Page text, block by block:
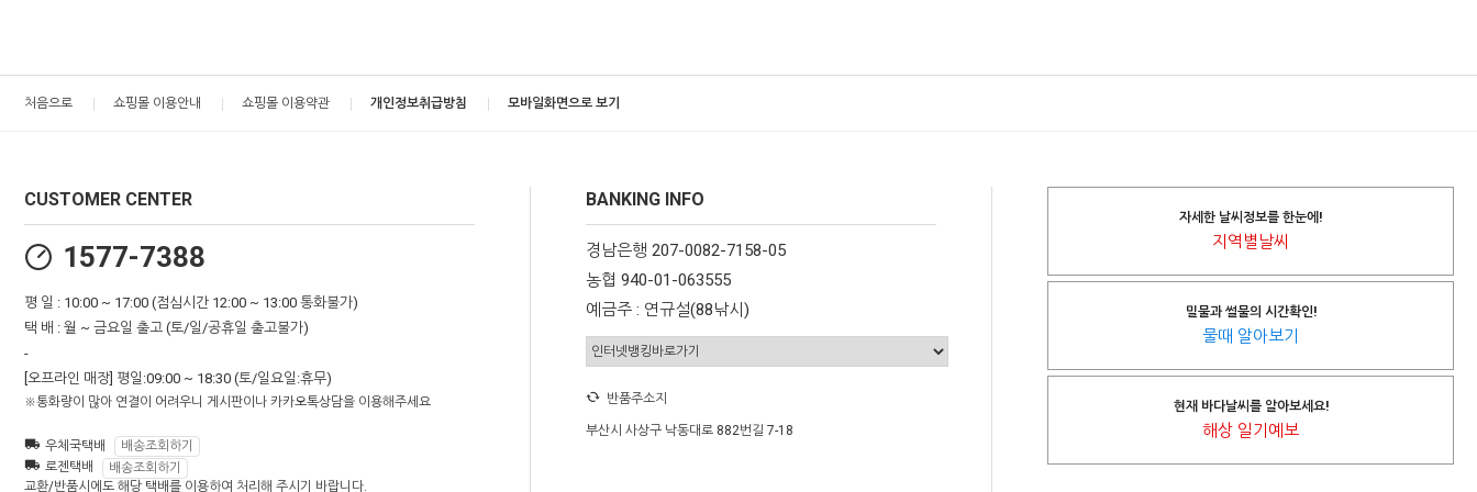
처음으로 쇼핑몰 이용안내 쇼핑몰 이용약관 개인정보취급방침 모바일화면으로 보기
CUSTOMER CENTER
1577-7388
평 일 : 10:00 ~ 17:00 (점심시간 12:00 ~ 13:00 통화불가)
택 배 : 월 ~ 금요일 출고 (토/일/공휴일 출고불가)
-
[오프라인 매장] 평일:09:00 ~ 18:30 (토/일요일:휴무)
※통화량이 많아 연결이 어려우니 게시판이나 카카오톡상담을 이용해주세요
우체국택배
배송조회하기
로젠택배
배송조회하기
교환/반품시에도 해당 택배를 이용하여 처리해 주시기 바랍니다.
BANKING INFO
경남은행 207-0082-7158-05
농협 940-01-063555
예금주 : 연규설(88낚시)
반품주소지
부산시 사상구 낙동대로 882번길 7-18
자세한 날씨정보를 한눈에!
지역별날씨
밀물과 썰물의 시간확인!
물때 알아보기
현재 바다날씨를 알아보세요!
해상 일기예보